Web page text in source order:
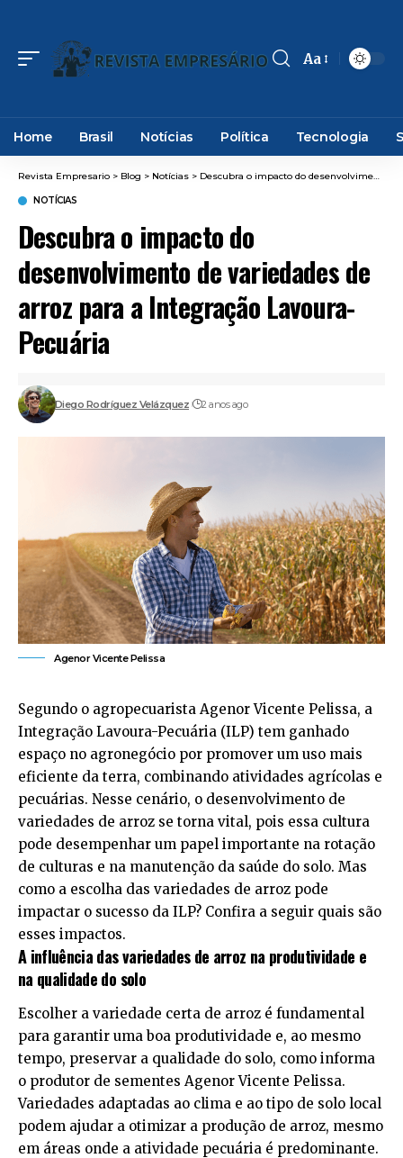
Font
Aa
Home Brasil Notícias Política Tecnologia
Revista Empresario > Blog > Notícias > Descubra o impacto do desenvolvimento de variedades de arroz para a Integração Lavoura-Pecuária
NOTÍCIAS
Descubra o impacto do
desenvolvimento de variedades de
arroz para a Integração Lavoura-
Pecuária
Diego Rodríguez Velázquez 2 anos ago
Agenor Vicente Pelissa
Segundo o agropecuarista Agenor Vicente Pelissa, a
Integração Lavoura-Pecuária (ILP) tem ganhado
espaço no agronegócio por promover um uso mais
eficiente da terra, combinando atividades agrícolas e
pecuárias. Nesse cenário, o desenvolvimento de
variedades de arroz se torna vital, pois essa cultura
pode desempenhar um papel importante na rotação
de culturas e na manutenção da saúde do solo. Mas
como a escolha das variedades de arroz pode
impactar o sucesso da ILP? Confira a seguir quais são
esses impactos.
A influência das variedades de arroz na produtividade e
na qualidade do solo
Escolher a variedade certa de arroz é fundamental
para garantir uma boa produtividade e, ao mesmo
tempo, preservar a qualidade do solo, como informa
o produtor de sementes Agenor Vicente Pelissa.
Variedades adaptadas ao clima e ao tipo de solo local
podem ajudar a otimizar a produção de arroz, mesmo
em áreas onde a atividade pecuária é predominante.